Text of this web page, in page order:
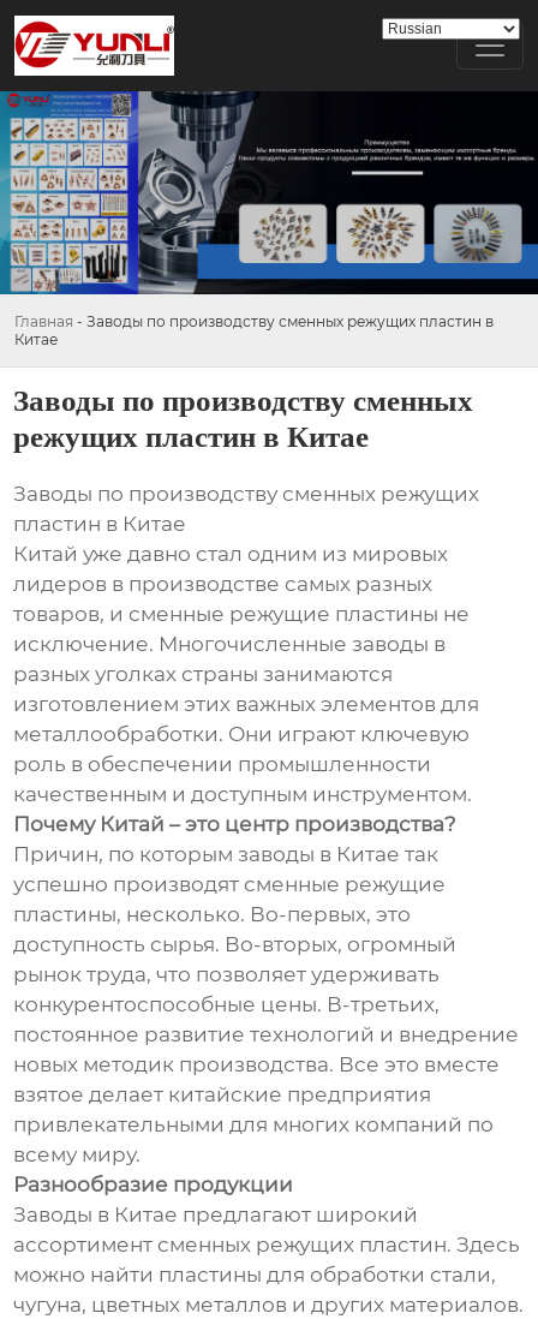
Главная - Заводы по производству сменных режущих пластин в
Китае
Заводы по производству сменных
режущих пластин в Китае
Заводы по производству сменных режущих
пластин в Китае
Китай уже давно стал одним из мировых
лидеров в производстве самых разных
товаров, и сменные режущие пластины не
исключение. Многочисленные заводы в
разных уголках страны занимаются
изготовлением этих важных элементов для
металлообработки. Они играют ключевую
роль в обеспечении промышленности
качественным и доступным инструментом.
Почему Китай – это центр производства?
Причин, по которым заводы в Китае так
успешно производят сменные режущие
пластины, несколько. Во-первых, это
доступность сырья. Во-вторых, огромный
рынок труда, что позволяет удерживать
конкурентоспособные цены. В-третьих,
постоянное развитие технологий и внедрение
новых методик производства. Все это вместе
взятое делает китайские предприятия
привлекательными для многих компаний по
всему миру.
Разнообразие продукции
Заводы в Китае предлагают широкий
ассортимент сменных режущих пластин. Здесь
можно найти пластины для обработки стали,
чугуна, цветных металлов и других материалов.